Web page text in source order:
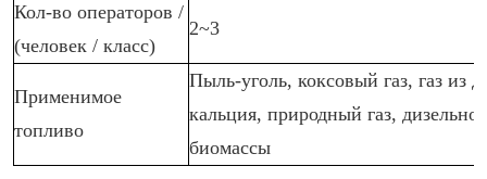
Кол-во операторов /
(человек / класс)
2~3
Применимое
топливо
Пыль-уголь, коксовый газ, газ из
кальция, природный газ,
биомассы